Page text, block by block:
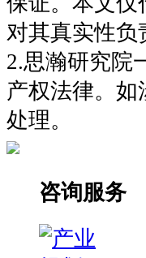
对其真实性负
2.思瀚研究院
产权法律。
处理。
咨询服务